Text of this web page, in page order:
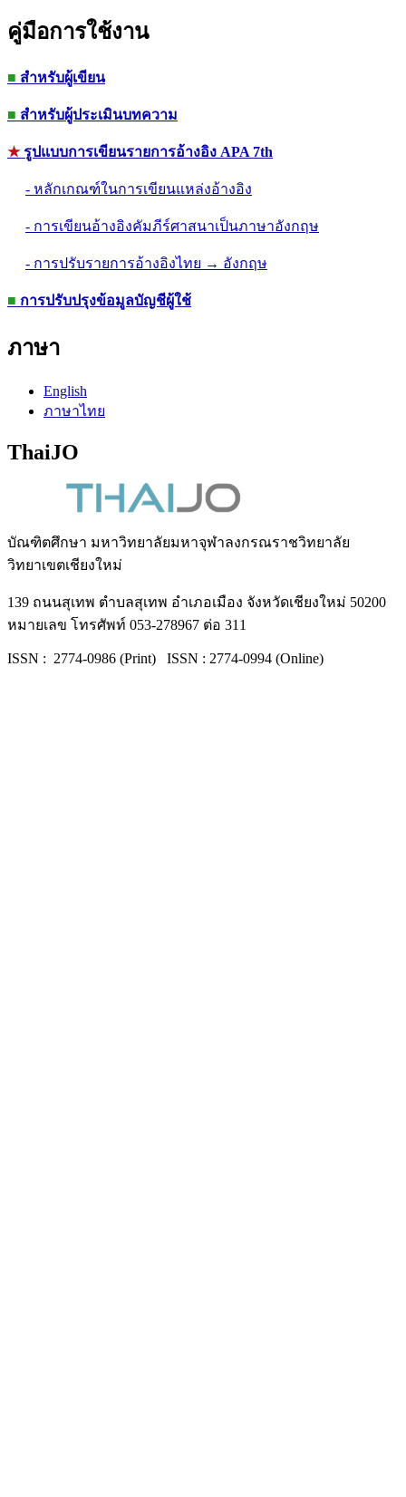
คู่มือการใช้งาน
■ สำหรับผู้เขียน
■ สำหรับผู้ประเมินบทความ
★รูปแบบการเขียนรายการอ้างอิง APA 7th
- หลักเกณฑ์ในการเขียนแหล่งอ้างอิง
- การเขียนอ้างอิงคัมภีร์ศาสนาเป็นภาษาอังกฤษ
- การปรับรายการอ้างอิงไทย → อังกฤษ
■ การปรับปรุงข้อมูลบัญชีผู้ใช้
ภาษา
English
ภาษาไทย
ThaiJO
บัณฑิตศึกษา มหาวิทยาลัยมหาจุฬาลงกรณราชวิทยาลัย
วิทยาเขตเชียงใหม่
139 ถนนสุเทพ ตำบลสุเทพ อำเภอเมือง จังหวัดเชียงใหม่ 50200
หมายเลข โทรศัพท์ 053-278967 ต่อ 311
ISSN : 2774-0986 (Print) ISSN : 2774-0994 (Online)